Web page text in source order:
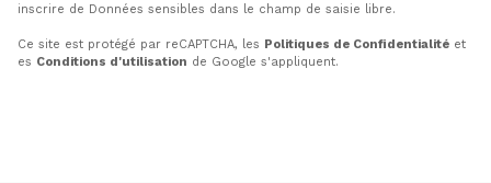
inscrire de Données sensibles dans le champ de saisie libre.
Ce site est protégé par reCAPTCHA, les Politiques de Confidentialité et
es Conditions d'utilisation de Google s'appliquent.